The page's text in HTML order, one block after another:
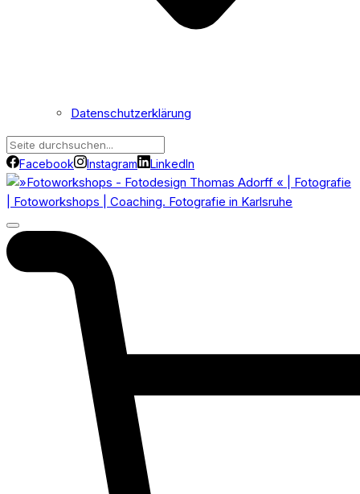
Datenschutzerklärung
Facebook Instagram LinkedIn